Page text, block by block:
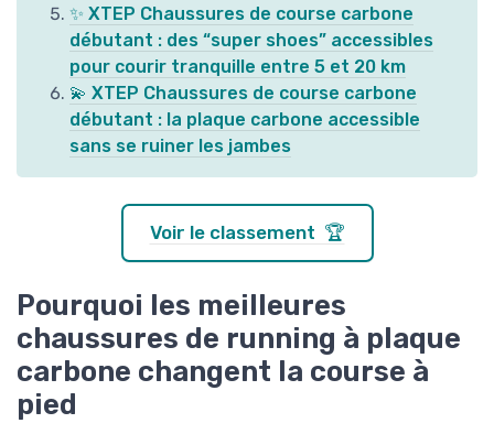
✨ XTEP Chaussures de course carbone
débutant : des “super shoes” accessibles
pour courir tranquille entre 5 et 20 km
💫 XTEP Chaussures de course carbone
débutant : la plaque carbone accessible
sans se ruiner les jambes
Voir le classement 🏆
Pourquoi les meilleures
chaussures de running à plaque
carbone changent la course à
pied